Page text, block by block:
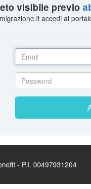
visibile previo
accedi al
- P.I. 00497931204